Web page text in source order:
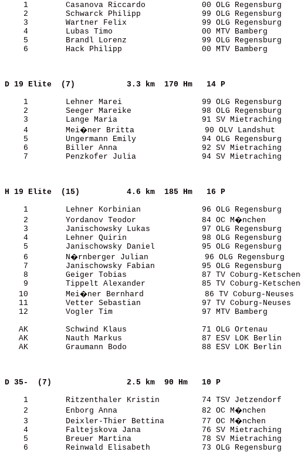
1        Casanova Riccardo            00 OLG Regensburg
2        Schwarck Philipp             99 OLG Regensburg
3        Wartner Felix                99 OLG Regensburg
4        Lubas Timo                   00 MTV Bamberg
5        Brandl Lorenz                99 OLG Regensburg
6        Hack Philipp                 00 MTV Bamberg
D 19 Elite  (7)
3.3 km  170 Hm   14 P
1        Lehner Marei                 99 OLG Regensburg
2        Seeger Mareike               98 OLG Regensburg
3        Lange Maria                  91 SV Mietraching
4        Mei�ner Britta               90 OLV Landshut
5        Ungermann Emily              94 OLG Regensburg
6        Biller Anna                  92 SV Mietraching
7        Penzkofer Julia              94 SV Mietraching
H 19 Elite  (15)
4.6 km  185 Hm   16 P
1        Lehner Korbinian             96 OLG Regensburg
2        Yordanov Teodor              84 OC M�nchen
3        Janischowsky Lukas           97 OLG Regensburg
4        Lehner Quirin                98 OLG Regensburg
5        Janischowsky Daniel          95 OLG Regensburg
6        N�rnberger Julian            96 OLG Regensburg
7        Janischowsky Fabian          95 OLG Regensburg
8        Geiger Tobias                87 TV Coburg-
9        Tippelt Alexander            85 TV Coburg-
10        Mei�ner Bernhard             86 TV Coburg-Neuses
11        Vetter Sebastian             97 TV Coburg-Neuses
12        Vogler Tim                   97 MTV Bamberg
AK        Schwind Klaus                71 OLG Ortenau
AK        Nauth Markus                 87 ESV LOK Berlin
AK        Graumann Bodo                88 ESV LOK Berlin
D 35-  (7)
2.5 km  90 Hm   10 P
1        Ritzenthaler Kristin         74 TSV Jetzendorf
2        Enborg Anna                  82 OC M�nchen
3        Deixler-Thier Bettina        77 OC M�nchen
4        Faltejskova Jana             76 SV Mietraching
5        Breuer Martina               78 SV Mietraching
6        Reinwald Elisabeth           73 OLG Regensburg